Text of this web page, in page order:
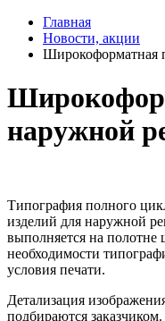
Главная
Новости, акции
Широкоформатная
наружной
Типография полного
изделий для наружной
выполняется на
необходимости
условия печати.
Детализация
подбираются